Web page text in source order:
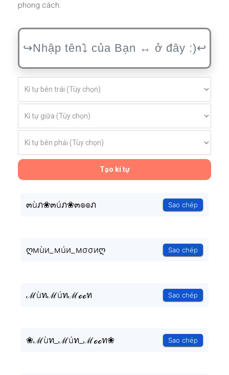
phong cách.
Tạo kí tự
๓ùภ❀๓úภ❀๓๏๏ภ Sao chép
ღмùи_мúи_мσσиღ Sao chép
ℳùทℳúทℳℴℴท Sao chép
❀ℳùท_ℳúท_ℳℴℴท❀ Sao chép